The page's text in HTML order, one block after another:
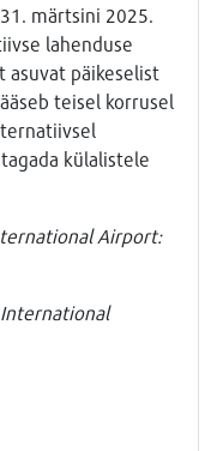
märtsini 2025.
lahenduse
asuvat päikeselist
teisel korrusel
külalistele
Airport: